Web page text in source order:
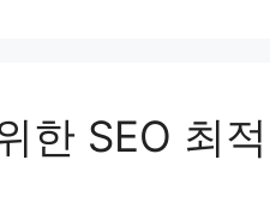
한 SEO 최적